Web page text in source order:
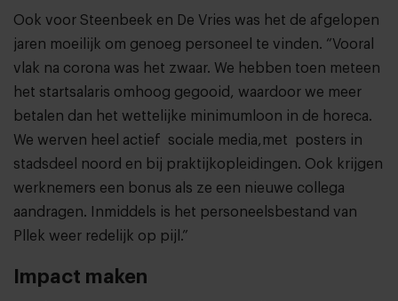
Ook voor Steenbeek en De Vries was het de afgelopen
jaren moeilijk om genoeg personeel te vinden. “Vooral
vlak na corona was het zwaar. We hebben toen meteen
het startsalaris omhoog gegooid, waardoor we meer
betalen dan het wettelijke minimumloon in de horeca.
We werven heel actief sociale media,met posters in
stadsdeel noord en bij praktijkopleidingen. Ook krijgen
werknemers een bonus als ze een nieuwe collega
aandragen. Inmiddels is het personeelsbestand van
Pllek weer redelijk op pijl.”
Impact maken